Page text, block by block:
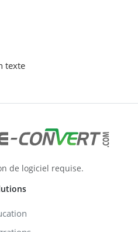
texte
de logiciel requise.